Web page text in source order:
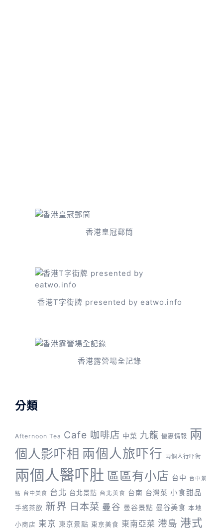
香港皇冠郵筒
香港T字街牌 presented by eatwo.info
香港露營場全記錄
分類
Afternoon Tea Cafe 咖啡店 中菜 九龍 優惠情報 兩
個人影吓相 兩個人旅吓行 兩個人行吓街
兩個人醫吓肚 區區有小店 台中 台中景
點 台中美食 台北 台北景點 台北美食 台南 台灣菜 小食甜品
手搖茶飲 新界 日本菜 曼谷 曼谷景點 曼谷美食 本地
小商店 東京 東京景點 東京美食 東南亞菜 港島 港式